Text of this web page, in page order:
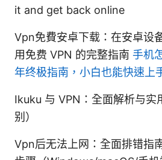
it and get back online
Vpn免費安卓下载：在安卓设
用免费 VPN 的完整指南 手机
年终极指南，小白也能快速上
Ikuku 与 VPN：全面解析与实
别）
Vpn后无法上网：全面排错指